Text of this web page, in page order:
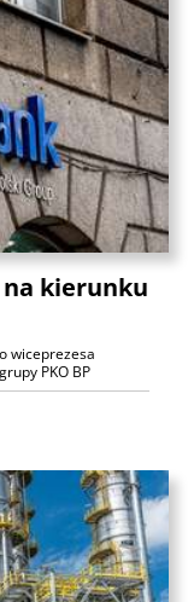
kierunku
wiceprezesa
PKO BP